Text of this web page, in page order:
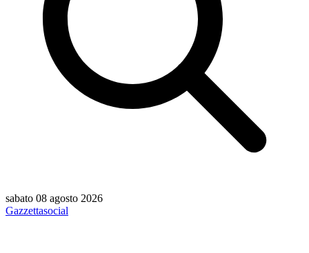
sabato 08 agosto 2026
Gazzettasocial